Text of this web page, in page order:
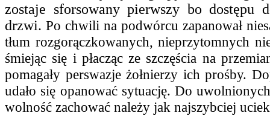
zostaje sforsowany pierwszy bo dostępu
drzwi. Po chwili na podwórcu zapanował
tłum rozgorączkowanych, nieprzytomnych
śmiejąc się i płacząc ze szczęścia na
pomagały perswazje żołnierzy ich prośby.
udało się opanować sytuację. Do
wolność zachować należy jak najszybciej